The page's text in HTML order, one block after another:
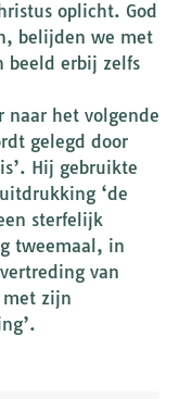
oplicht. God
belijden we met
beeld erbij zelfs
naar het volgende
gelegd door
Hij gebruikte
‘de
sterfelijk
tweemaal, in
van
met zijn